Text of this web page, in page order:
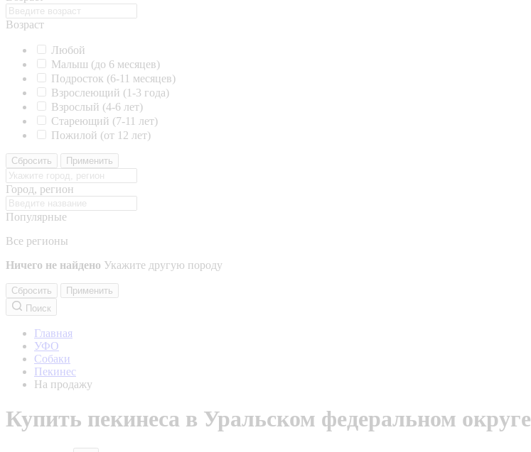
Возраст
Любой
Малыш (до 6 месяцев)
Подросток (6-11 месяцев)
Взрослеющий (1-3 года)
Взрослый (4-6 лет)
Стареющий (7-11 лет)
Пожилой (от 12 лет)
Сбросить Применить
Город, регион
Популярные
Все регионы
Ничего не найдено Укажите другую породу
Сбросить
Применить
Поиск
Главная
УФО
Собаки
Пекинес
На продажу
Купить пекинеса в Уральском федеральном округе